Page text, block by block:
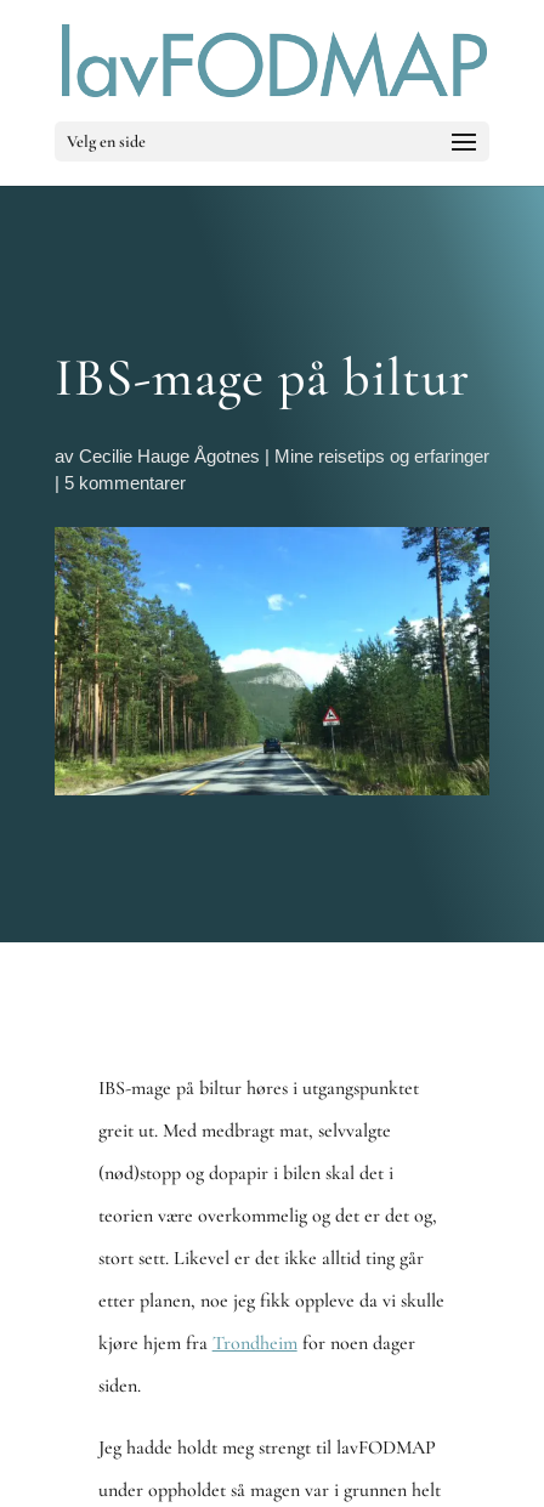
Velg en side
IBS-mage på biltur
av Cecilie Hauge Ågotnes | Mine reisetips og erfaringer
| 5 kommentarer
IBS-mage på biltur høres i utgangspunktet
greit ut. Med medbragt mat, selvvalgte
(nød)stopp og dopapir i bilen skal det i
teorien være overkommelig og det er det og,
stort sett. Likevel er det ikke alltid ting går
etter planen, noe jeg fikk oppleve da vi skulle
kjøre hjem fra Trondheimfor noen dager
siden.
Jeg hadde holdt meg strengt til lavFODMAP
under oppholdet så magen var i grunnen helt